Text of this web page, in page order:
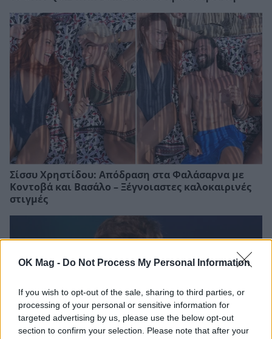
OK Mag - Do Not Process My Personal Information
If you wish to opt-out of the sale, sharing to third parties, or
processing of your personal or sensitive information for
targeted advertising by us, please use the below opt-out
section to confirm your selection. Please note that after your
Σίσσυ Χρηστίδου: Απόδραση στα Φαλάσαρνα με
Κοντοβά και Βασάλο – Ξέγνοιαστες καλοκαιρινές
στιγμές